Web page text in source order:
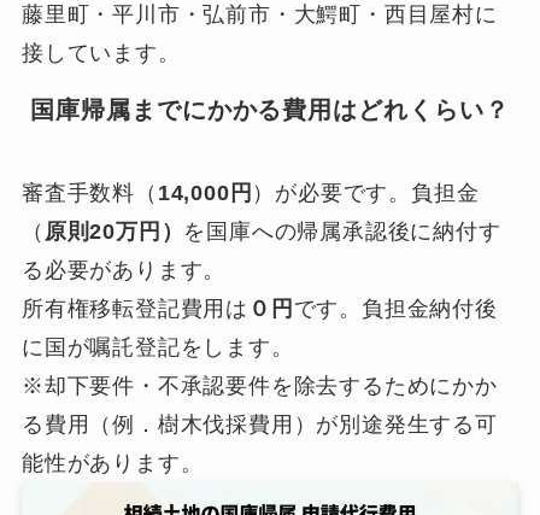
藤里町・平川市・弘前市・大鰐町・西目屋村に
接しています。
国庫帰属までにかかる費用はどれくらい？
審査手数料（ 14,000円 ）が必要です。負担金
（ 原則20万円） を国庫への帰属承認後に納付す
る必要があります。
所有権移転登記費用は ０円 です。負担金納付後
に国が嘱託登記をします。
※却下要件・不承認要件を除去するためにかか
る費用（例．樹木伐採費用）が別途発生する可
能性があります。